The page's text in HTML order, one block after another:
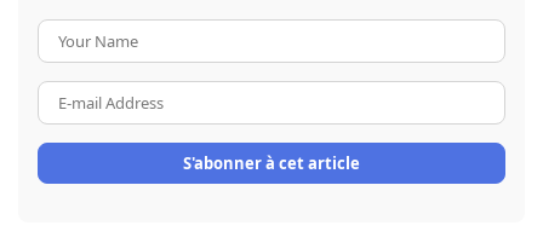
Name
mail
Address
S'abonner à cet article